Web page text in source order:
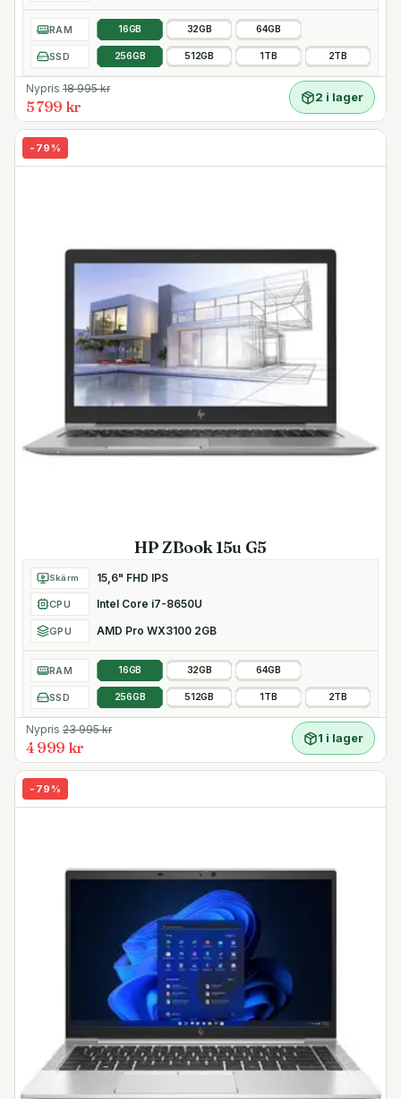
– Dual band WiFi-ac, Bluetooth 5.0
– 3,5 mm kombinerad hörlur/mikrofonport
Andra funktioner
– 64-bitars Windows 10/11 Pro förinstallerat
– 720p HD-webbkamera med IR-sensor för Windows
Hello ansiktsigenkänningsstöd
– Pekplatta med multitouchkapacitet
Bredd 30.57 cm
Djup 20.75 cm
Höjd 1.93 cm
Vikt från 1.24 kg
RAM 16GB 32GB 64GB
SSD 256GB 512GB 1TB 2TB
Nypris 18 995kr
5 799 kr
2 i lager
- 79 %
HP ZBook 15u G5
Skärm 15,6" FHD IPS
CPU Intel Core i7-8650U
GPU AMD Pro WX3100 2GB
RAM 16GB 32GB 64GB
SSD 256GB 512GB 1TB 2TB
Nypris 23 995kr
4 999 kr
1 i lager
- 79 %